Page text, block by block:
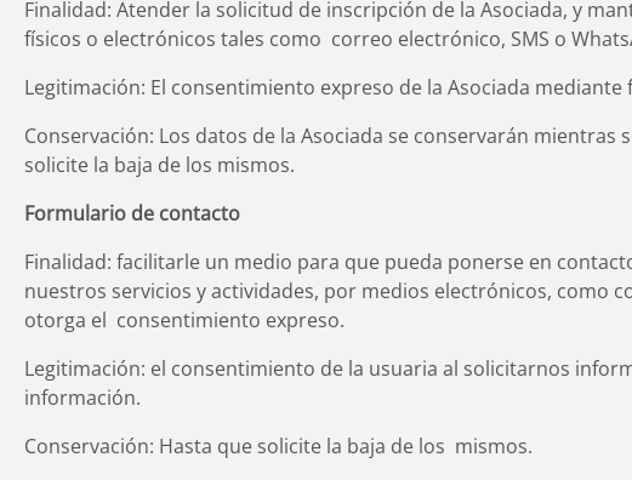
Finalidad: Atender la solicitud de inscripción de la Asociada, y
físicos o electrónicos tales como correo electrónico, SMS o
Legitimación: El consentimiento expreso de la Asociada
Conservación: Los datos de la Asociada se conservarán
solicite la baja de los mismos.
Formulario de contacto
Finalidad: facilitarle un medio para que pueda ponerse en
nuestros servicios y actividades, por medios electrónicos, como
otorga el consentimiento expreso.
Legitimación: el consentimiento de la usuaria al solicitarnos
información.
Conservación: Hasta que solicite la baja de los mismos.